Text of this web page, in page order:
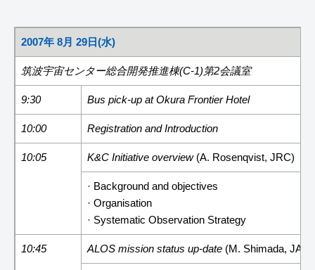
2007年 8月 29日(水)
筑波宇宙センター総合開発推進棟(C-1)第2会議室
9:30 Bus pick-up at Okura Frontier Hotel
10:00 Registration and Introduction
10:05 K&C Initiative overview(A. Rosenqvist, JRC)
· Background and objectives
· Organisation
· Systematic Observation Strategy
10:45 ALOS mission status up-date (M. Shimada,